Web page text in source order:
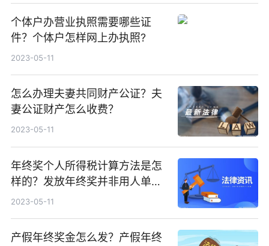
个体户办营业执照需要哪些证
件？个体户怎样网上办执照?
2023-05-11
怎么办理夫妻共同财产公证？夫
妻公证财产怎么收费？
2023-05-11
年终奖个人所得税计算方法是怎
样的？发放年终奖并非用人单位
的强制性义务吗？
2023-05-11
产假年终奖金怎么发？产假年终